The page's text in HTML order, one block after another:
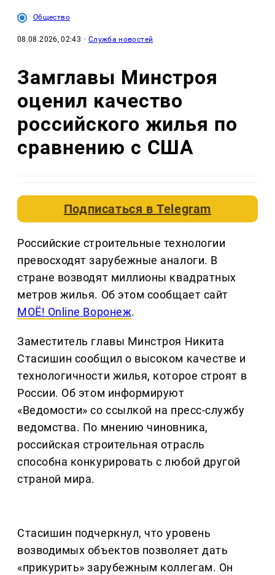
Общество
08.08.2026, 02:43 · Служба новостей
Замглавы Минстроя
оценил качество
российского жилья по
сравнению с США
Подписаться вTelegram
Российские строительные технологии
превосходят зарубежные аналоги. В
стране возводят миллионы квадратных
метров жилья. Об этом сообщает сайт
МОЁ! Оnline Воронеж.
Заместитель главы Минстроя Никита
Стасишин сообщил о высоком качестве и
технологичности жилья, которое строят в
России. Об этом информируют
«Ведомости» со ссылкой на пресс-службу
ведомства. По мнению чиновника,
российская строительная отрасль
способна конкурировать с любой другой
страной мира.
Стасишин подчеркнул, что уровень
возводимых объектов позволяет дать
«прикурить» зарубежным коллегам. Он